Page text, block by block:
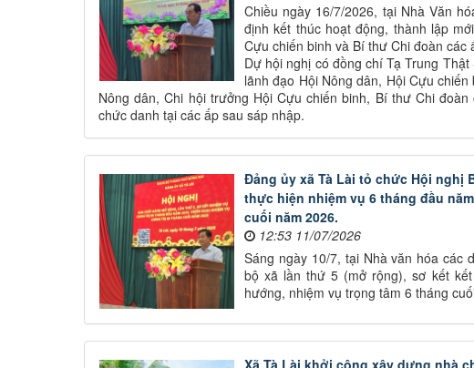
Chiều ngày 16/7/2026, tại Nhà Văn
định kết thúc hoạt động, thành lập
Cựu chiến binh và Bí thư Chi đoàn các
Dự hội nghị có đồng chí Tạ Trung
lãnh đạo Hội Nông dân, Hội Cựu
Nông dân, Chi hội trưởng Hội Cựu chiến binh, Bí thư Chi
chức danh tại các ấp sau sáp nhập.
Đảng ủy xã Tà Lài tỏ chức Hội nghị
thực hiện nhiệm vụ 6 tháng đầu
cuối năm 2026.
12:53 11/07/2026
Sáng ngày 10/7, tại Nhà văn hóa các
bộ xã lần thứ 5 (mở rộng), sơ kết
hướng, nhiệm vụ trọng tâm 6 tháng
Xã Tà Lài khởi công xây dựng nhà